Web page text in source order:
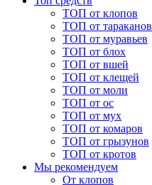
ТОП от клопов
ТОП от тараканов
ТОП от муравьев
ТОП от блох
ТОП от вшей
ТОП от клещей
ТОП от моли
ТОП от ос
ТОП от мух
ТОП от комаров
ТОП от грызунов
ТОП от кротов
Мы рекомендуем
От клопов